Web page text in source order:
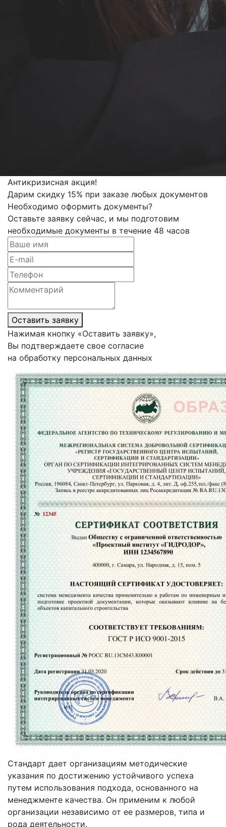
Антикризисная акция!
Дарим скидку 15% при заказе любых документов
Необходимо оформить документы?
Оставьте заявку сейчас, и мы подготовим
необходимые документы в течение 48 часов
Оставить заявку
Нажимая кнопку «Оставить заявку»,
Вы подтверждаете свое согласие
на обработку персональных данных
Стандарт дает организациям методические
указания по достижению устойчивого успеха
путем использования подхода, основанного на
менеджменте качества. Он применим к любой
организации независимо от ее размеров, типа и
рода деятельности.